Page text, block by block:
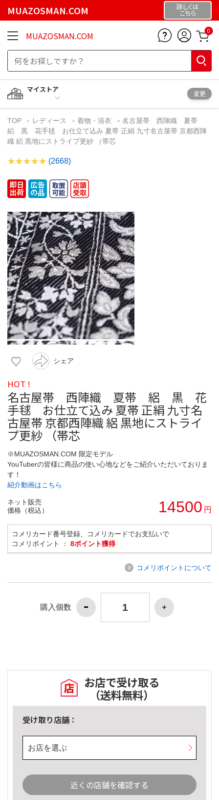
MUAZOSMAN.COM 詳しくは
こちら
MUAZOSMAN.COM 0
マイストア
変更
TOP レディース 着物・浴衣
名古屋帯 西陣織 夏帯
絽 黒 花手毬 お仕立て込み 夏帯 正絹 九寸名古屋帯 京都西陣
織 絽 黒地にストライプ更紗 （帯芯
(2668)
シェア
HOT !
名古屋帯 西陣織 夏帯 絽 黒 花
手毬 お仕立て込み 夏帯 正絹 九寸名
古屋帯 京都西陣織 絽 黒地にストライ
プ更紗 （帯芯
※MUAZOSMAN.COM 限定モデル
YouTuberの皆様に商品の使い心地などをご紹介いただいておりま
す！
紹介動画はこちら
ネット販売
価格（税込）
14500 円
コメリカード番号登録、コメリカードでお支払いで
コメリポイント ： 8ポイント獲得
コメリポイントについて
購入個数
お店で受け取る
（送料無料）
受け取り店舗：
お店を選ぶ
近くの店舗を確認する